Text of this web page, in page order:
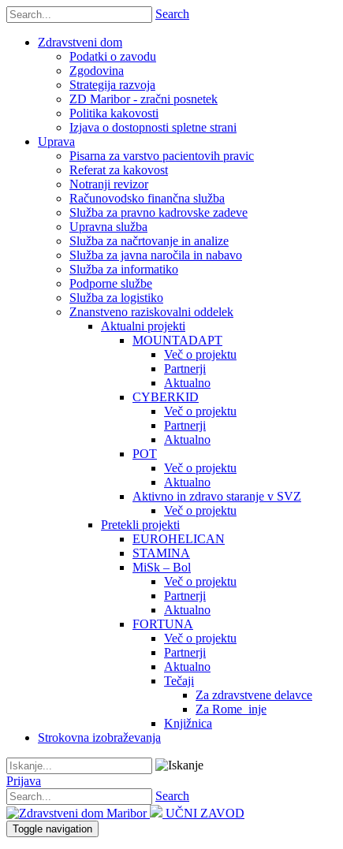
Search
Zdravstveni dom
Podatki o zavodu
Zgodovina
Strategija razvoja
ZD Maribor - zračni posnetek
Politika kakovosti
Izjava o dostopnosti spletne strani
Uprava
Pisarna za varstvo pacientovih pravic
Referat za kakovost
Notranji revizor
Računovodsko finančna služba
Služba za pravno kadrovske zadeve
Upravna služba
Služba za načrtovanje in analize
Služba za javna naročila in nabavo
Služba za informatiko
Podporne službe
Služba za logistiko
Znanstveno raziskovalni oddelek
Aktualni projekti
MOUNTADAPT
Več o projektu
Partnerji
Aktualno
CYBERKID
Več o projektu
Partnerji
Aktualno
POT
Več o projektu
Aktualno
Aktivno in zdravo staranje v SVZ
Več o projektu
Pretekli projekti
EUROHELICAN
STAMINA
MiSk – Bol
Več o projektu
Partnerji
Aktualno
FORTUNA
Več o projektu
Partnerji
Aktualno
Tečaji
Za zdravstvene delavce
Za Rome_inje
Knjižnica
Strokovna izobraževanja
Prijava
Search
UČNI ZAVOD
Toggle navigation